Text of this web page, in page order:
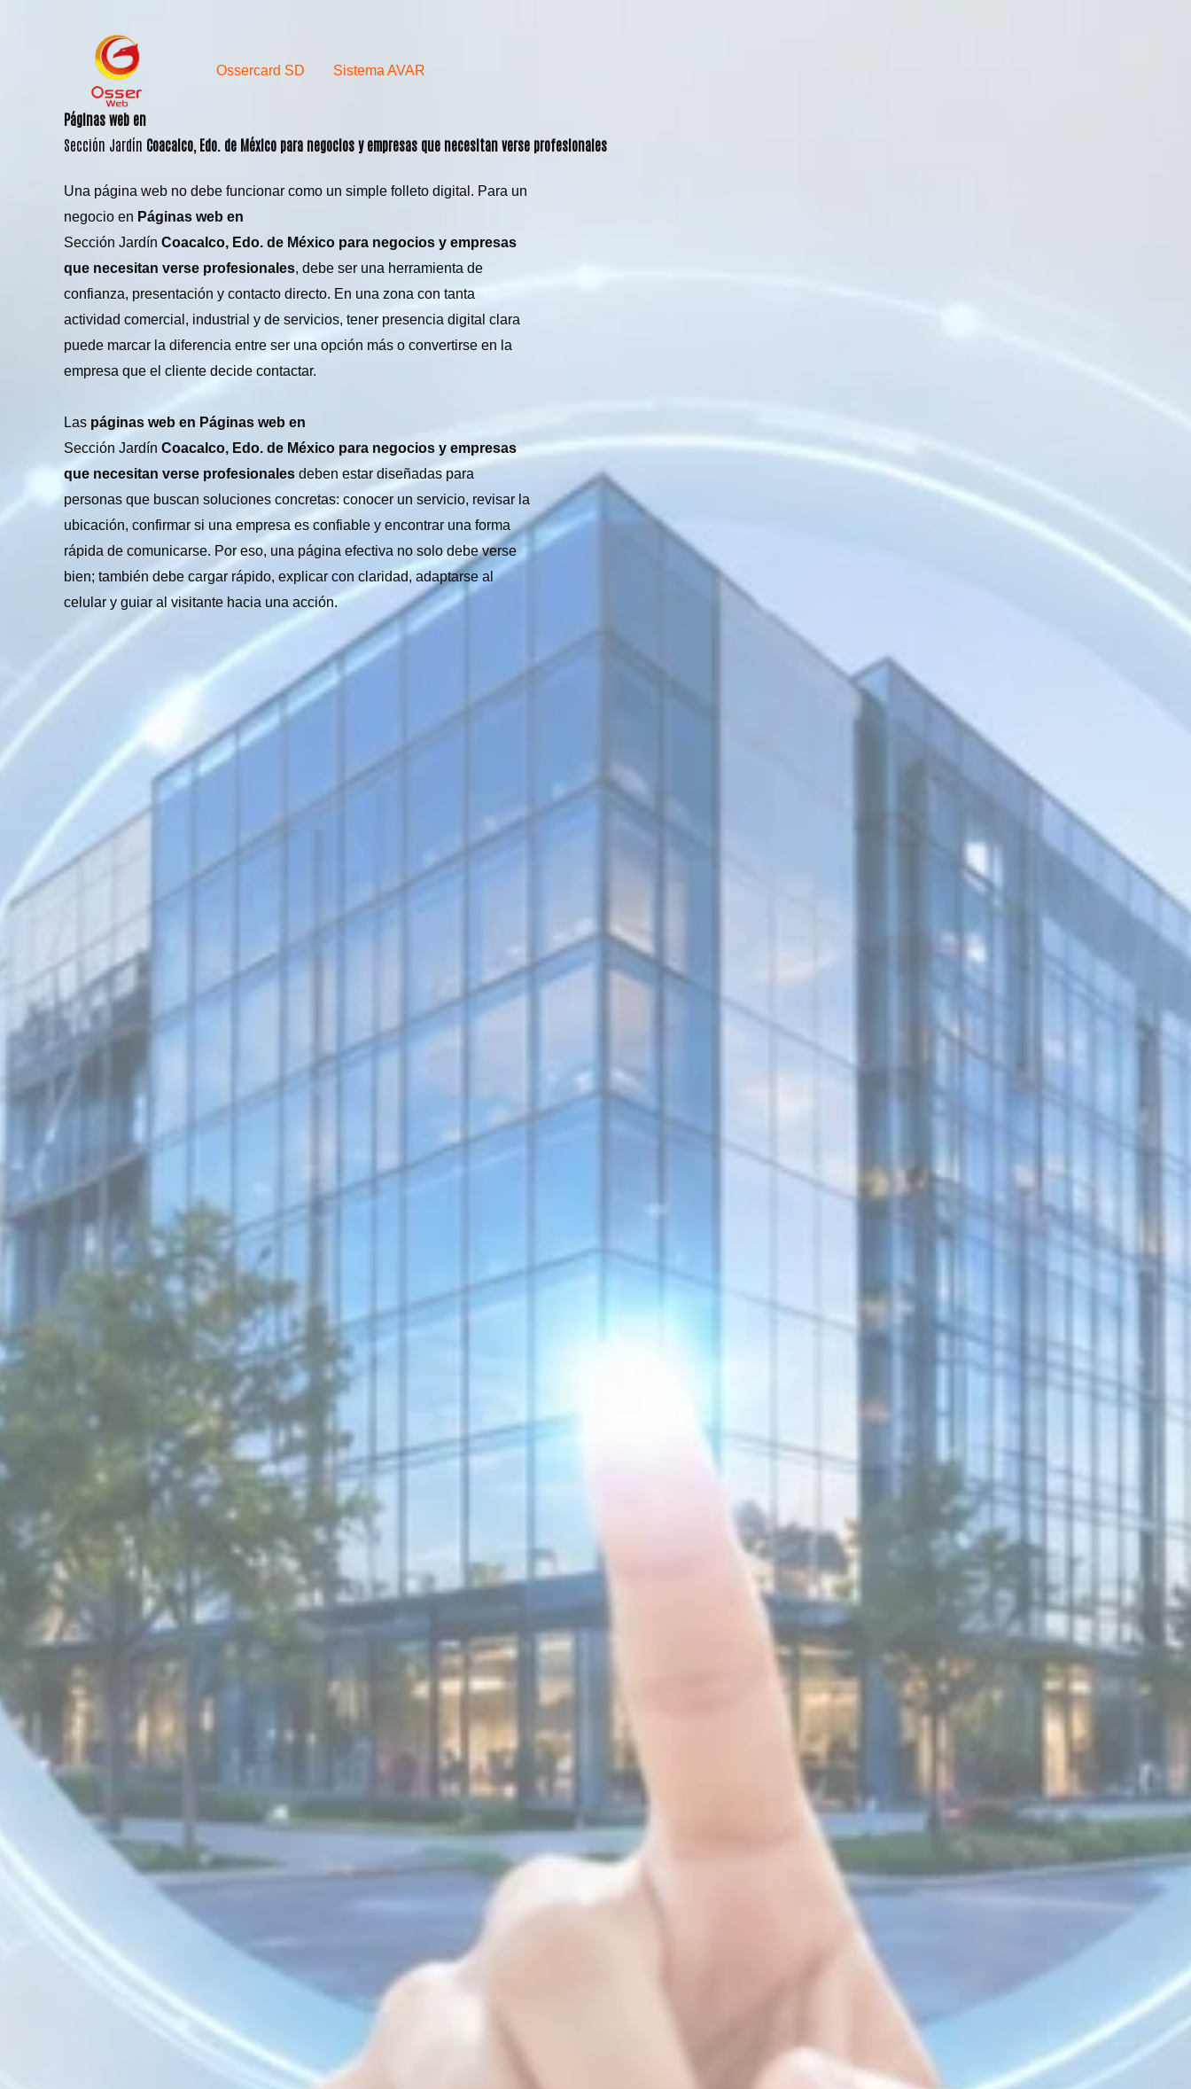
Ossercard SD Sistema AVAR
Páginas web en
Sección Jardín Coacalco , Edo. de México para negocios y empresas que necesitan verse profesionales
Una página web no debe funcionar como un simple folleto digital. Para un
negocio en Páginas web en
Sección Jardín Coacalco, Edo. de México para negocios y empresas
que necesitan verse profesionales, debe ser una herramienta de
confianza, presentación y contacto directo. En una zona con tanta
actividad comercial, industrial y de servicios, tener presencia digital clara
puede marcar la diferencia entre ser una opción más o convertirse en la
empresa que el cliente decide contactar.
Las páginas web en Páginas web en
Sección Jardín Coacalco, Edo. de México para negocios y empresas
que necesitan verse profesionales deben estar diseñadas para
personas que buscan soluciones concretas: conocer un servicio, revisar la
ubicación, confirmar si una empresa es confiable y encontrar una forma
rápida de comunicarse. Por eso, una página efectiva no solo debe verse
bien; también debe cargar rápido, explicar con claridad, adaptarse al
celular y guiar al visitante hacia una acción.